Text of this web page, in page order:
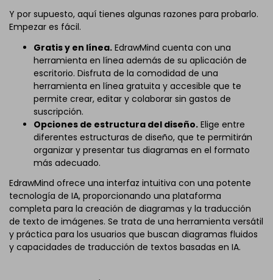
Y por supuesto, aquí tienes algunas razones para probarlo.
Empezar es fácil.
Gratis y en línea. EdrawMind cuenta con una
herramienta en línea además de su aplicación de
escritorio. Disfruta de la comodidad de una
herramienta en línea gratuita y accesible que te
permite crear, editar y colaborar sin gastos de
suscripción.
Opciones de estructura del diseño. Elige entre
diferentes estructuras de diseño, que te permitirán
organizar y presentar tus diagramas en el formato
más adecuado.
EdrawMind ofrece una interfaz intuitiva con una potente
tecnología de IA, proporcionando una plataforma
completa para la creación de diagramas y la traducción
de texto de imágenes. Se trata de una herramienta versátil
y práctica para los usuarios que buscan diagramas fluidos
y capacidades de traducción de textos basadas en IA.